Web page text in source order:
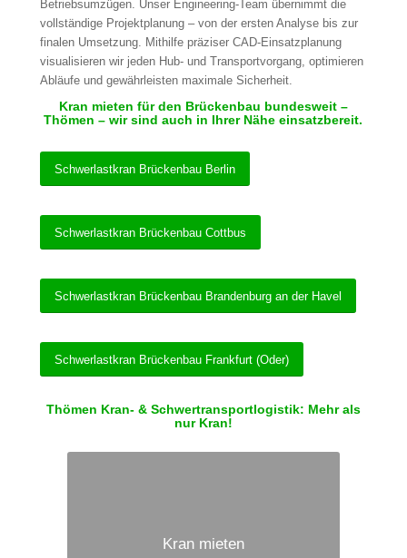
Betriebsumzügen. Unser Engineering-Team übernimmt die
vollständige Projektplanung – von der ersten Analyse bis zur
finalen Umsetzung. Mithilfe präziser CAD-Einsatzplanung
visualisieren wir jeden Hub- und Transportvorgang, optimieren
Abläufe und gewährleisten maximale Sicherheit.
Kran mieten für den Brückenbau bundesweit –
Thömen – wir sind auch in Ihrer Nähe einsatzbereit.
Schwerlastkran Brückenbau Berlin
Schwerlastkran Brückenbau Cottbus
Schwerlastkran Brückenbau Brandenburg an der Havel
Schwerlastkran Brückenbau Frankfurt (Oder)
Thömen Kran- & Schwertransportlogistik: Mehr als
nur Kran!
Kran mieten